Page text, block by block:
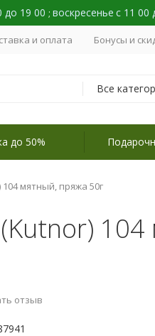
до 19 00 ; воскресенье с 11 00
и оплата Бонусы и
Все
до 50%
мятный, пряжа 50г
отзыв